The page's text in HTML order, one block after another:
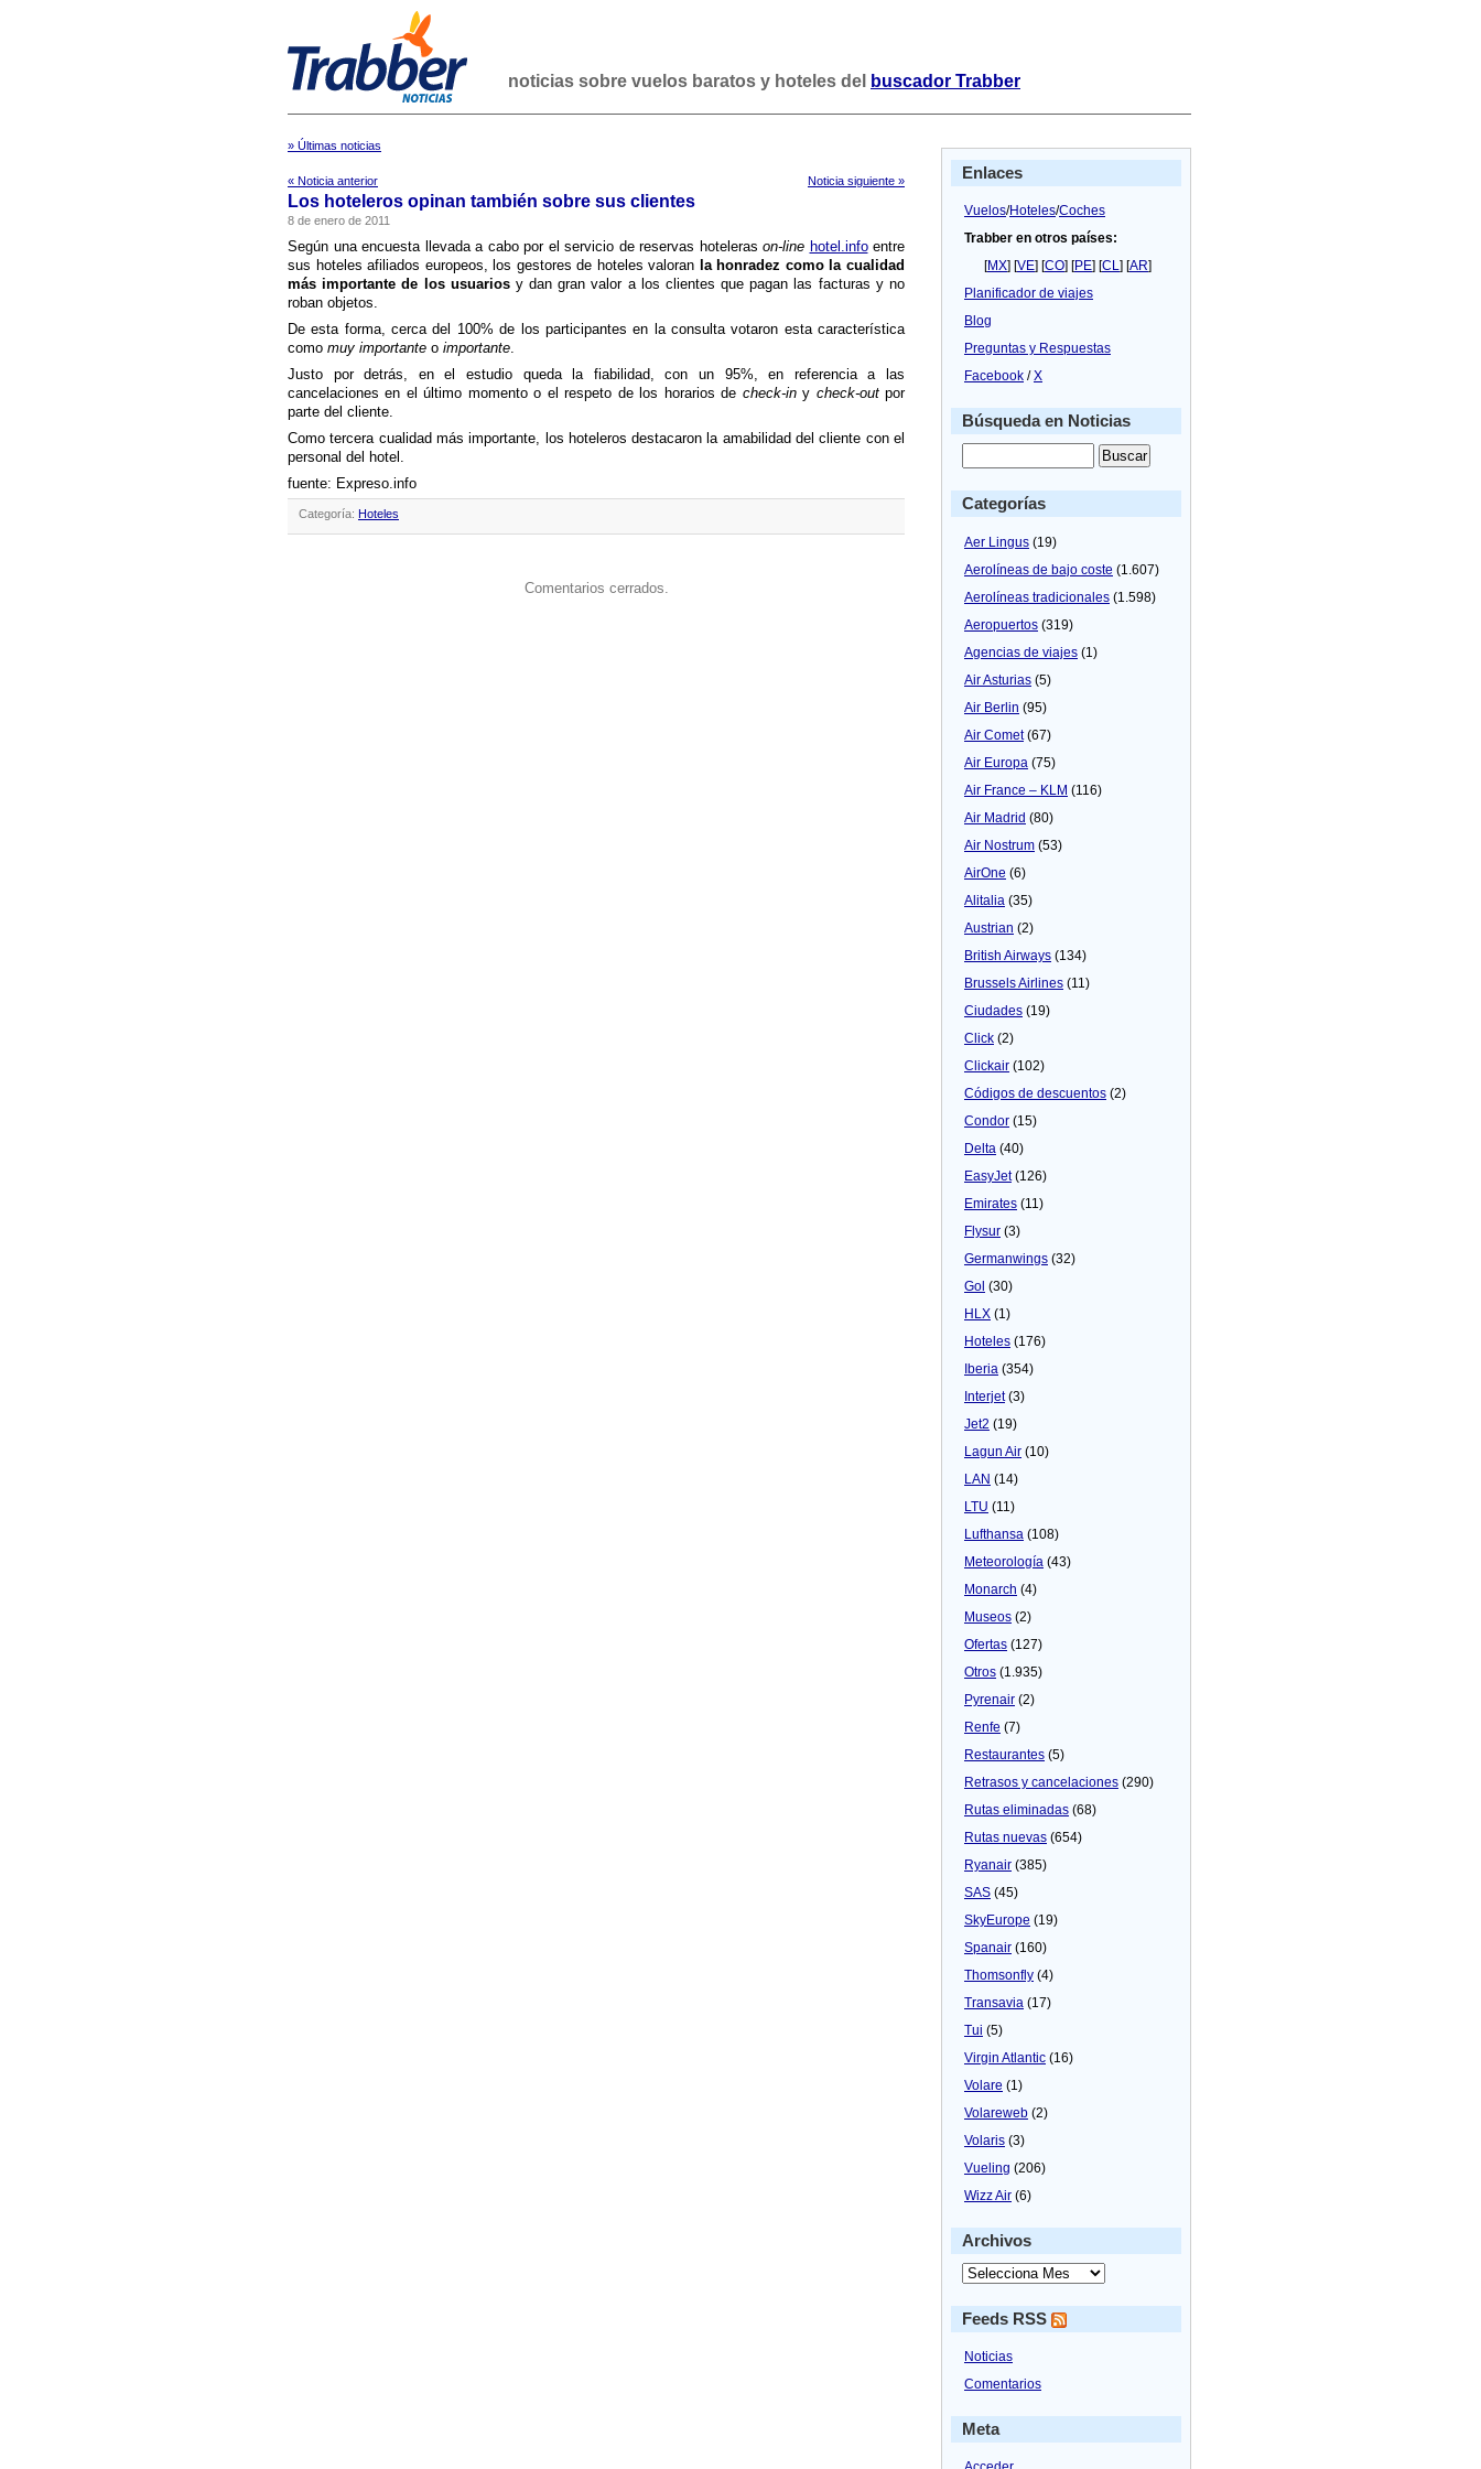
noticias sobre vuelos baratos y hoteles del buscador Trabber
» Últimas noticias
« Noticia anterior Noticia siguiente »
Los hoteleros opinan también sobre sus clientes
8 de enero de 2011
Según una encuesta llevada a cabo por el servicio de reservas hoteleras on-line hotel.infoentre
sus hoteles afiliados europeos, los gestores de hoteles valoran la honradez como la cualidad
más importante de los usuariosy dan gran valor a los clientes que pagan las facturas y no
roban objetos.
De esta forma, cerca del 100% de los participantes en la consulta votaron esta caracterí­stica
como muy importante o importante.
Justo por detrás, en el estudio queda la fiabilidad, con un 95%, en referencia a las
cancelaciones en el último momento o el respeto de los horarios de check-iny check-outpor
parte del cliente.
Como tercera cualidad más importante, los hoteleros destacaron la amabilidad del cliente con el
personal del hotel.
fuente: Expreso.info
Categoría: Hoteles
Comentarios cerrados.
Enlaces
Vuelos/Hoteles/Coches
Trabber en otros países:
[MX] [VE] [CO] [PE] [CL] [AR]
Planificador de viajes
Blog
Preguntas y Respuestas
Facebook /X
Búsqueda en Noticias
Categorías
Aer Lingus (19)
Aerolíneas de bajo coste (1.607)
Aerolíneas tradicionales (1.598)
Aeropuertos (319)
Agencias de viajes (1)
Air Asturias (5)
Air Berlin (95)
Air Comet(67)
Air Europa (75)
Air France – KLM (116)
Air Madrid (80)
Air Nostrum (53)
AirOne (6)
Alitalia (35)
Austrian (2)
British Airways (134)
Brussels Airlines (11)
Ciudades (19)
Click (2)
Clickair (102)
Códigos de descuentos (2)
Condor (15)
Delta (40)
EasyJet(126)
Emirates (11)
Flysur (3)
Germanwings (32)
Gol (30)
HLX (1)
Hoteles (176)
Iberia (354)
Interjet(3)
Jet2 (19)
Lagun Air (10)
LAN (14)
LTU (11)
Lufthansa (108)
Meteorologí­a (43)
Monarch (4)
Museos (2)
Ofertas (127)
Otros (1.935)
Pyrenair (2)
Renfe (7)
Restaurantes (5)
Retrasos y cancelaciones (290)
Rutas eliminadas (68)
Rutas nuevas (654)
Ryanair (385)
SAS (45)
SkyEurope (19)
Spanair (160)
Thomsonfly (4)
Transavia (17)
Tui (5)
Virgin Atlantic (16)
Volare (1)
Volareweb (2)
Volaris (3)
Vueling (206)
Wizz Air (6)
Archivos
Feeds RSS
Noticias
Comentarios
Meta